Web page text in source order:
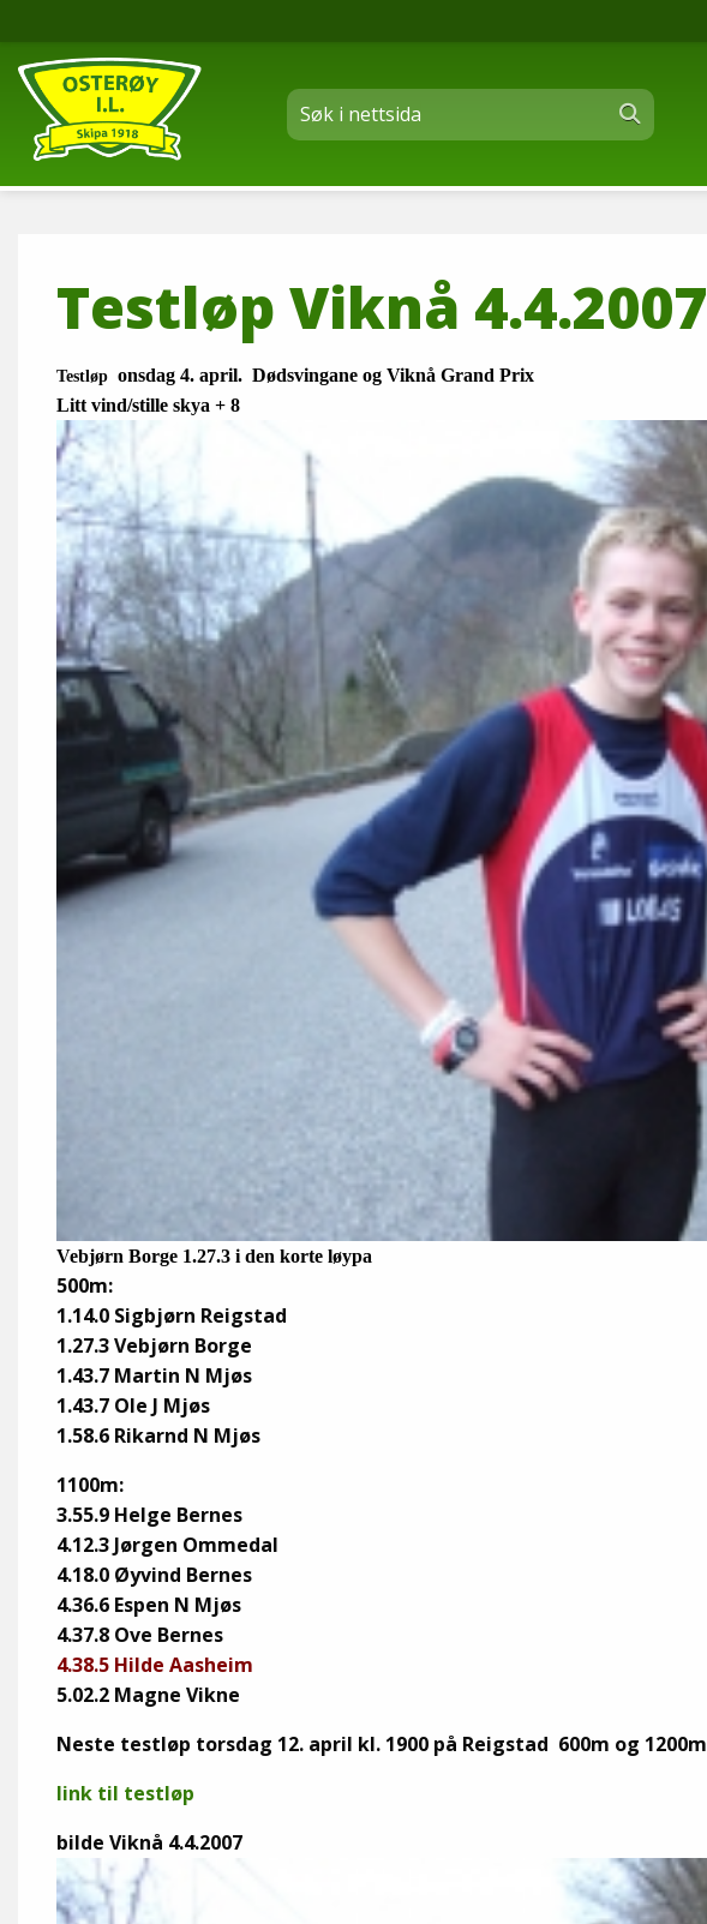
Testløp Viknå 4.4.2007
Testløp onsdag 4. april. Dødsvingane og Viknå Grand Prix
Litt vind/stille skya + 8
Vebjørn Borge 1.27.3 i den korte løypa
500m:
1.14.0 Sigbjørn Reigstad
1.27.3 Vebjørn Borge
1.43.7 Martin N Mjøs
1.43.7 Ole J Mjøs
1.58.6 Rikarnd N Mjøs
1100m:
3.55.9 Helge Bernes
4.12.3 Jørgen Ommedal
4.18.0 Øyvind Bernes
4.36.6 Espen N Mjøs
4.37.8 Ove Bernes
4.38.5 Hilde Aasheim
5.02.2 Magne Vikne
Neste testløp torsdag 12. april kl. 1900 på Reigstad 600m og 1200m
link til testløp
bilde Viknå 4.4.2007